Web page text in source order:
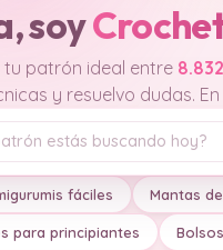
soy
tu patrón ideal entre
y resuelvo dudas.
fáciles Mantas
para principiantes